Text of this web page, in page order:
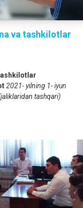
va tashkilotlar
2021- yilning 1- iyun
tashqari)